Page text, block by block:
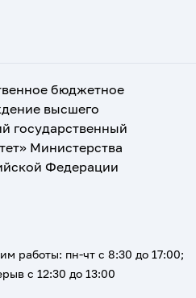
бюджетное
высшего
государственный
Министерства
Федерации
работы: пн-чт с 8:30 до 17:00;
с 12:30 до 13:00